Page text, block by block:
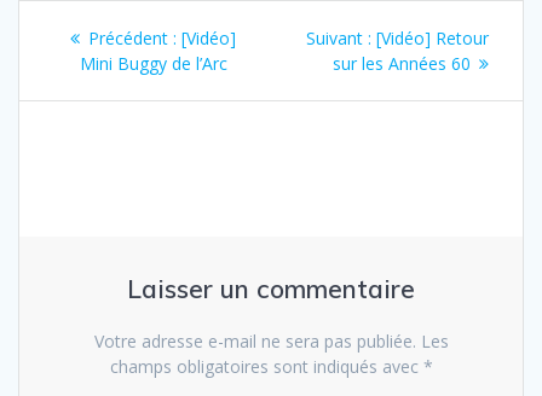
Navigation
Précédent : Article
précédent
[Vidéo]
Mini Buggy de l’Arc
Suivant : Article
suivant
[Vidéo] Retour
sur les Années 60
Laisser un commentaire
Votre adresse e-mail ne sera pas publiée. Les
champs obligatoires sont indiqués avec *